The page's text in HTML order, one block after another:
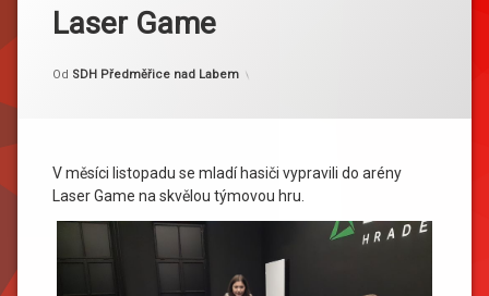
Laser Game
Publikováno15. 11. 2021
Aktualizováno 17. 11. 2021
Od SDH Předměřice nad Labem
V měsíci listopadu se mladí hasiči vypravili do arény
Laser Game na skvělou týmovou hru.